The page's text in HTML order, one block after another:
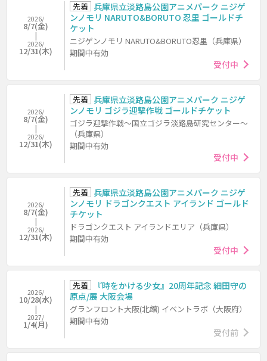
2026/
8/7(金)
2026/
12/31(木)
先着 兵庫県立淡路島公園アニメパーク ニジゲ
ンノモリ NARUTO&BORUTO 忍里 ゴールドチ
ケット
ニジゲンノモリ NARUTO&BORUTO忍里（兵庫県）
期間中有効
受付中
2026/
8/7(金)
2026/
12/31(木)
先着 兵庫県立淡路島公園アニメパーク ニジゲ
ンノモリ ゴジラ迎撃作戦 ゴールドチケット
ゴジラ迎撃作戦～国立ゴジラ淡路島研究センター～
（兵庫県）
期間中有効
受付中
2026/
8/7(金)
2026/
12/31(木)
先着 兵庫県立淡路島公園アニメパーク ニジゲ
ンノモリ ドラゴンクエスト アイランド ゴールド
チケット
ドラゴンクエスト アイランドエリア（兵庫県）
期間中有効
受付中
2026/
10/28(水)
2027/
1/4(月)
先着
『時をかける少女』20周年記念 細田守の
原点/展 大阪会場
グランフロント大阪(北館) イベントラボ（大阪府）
期間中有効
受付前